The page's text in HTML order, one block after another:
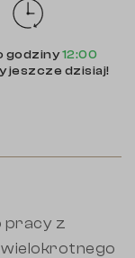
godziny12:00
jeszcze dzisiaj!
pracy z